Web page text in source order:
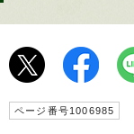
ページ番号1006985